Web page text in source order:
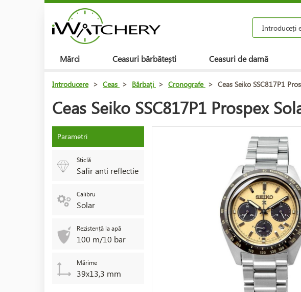
Mărci Ceasuri bărbătești Ceasuri de damă
Introducere > Ceas > Bărbaţi > Cronografe > Ceas Seiko SSC817P1
Ceas Seiko SSC817P1 Prospex
Parametri
Sticlă
Safir anti reflectie
Calibru
Solar
Rezistență la apă
100 m/10 bar
Mărime
39x13,3 mm